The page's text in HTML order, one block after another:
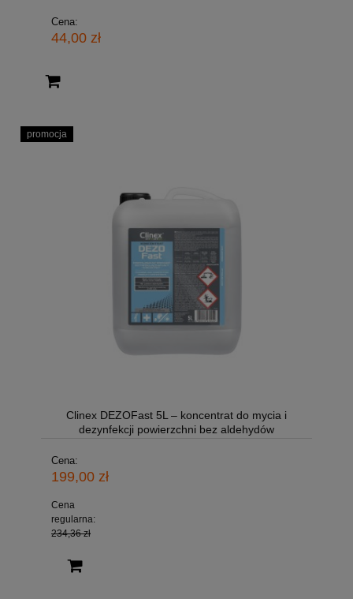
Cena:
44,00 zł
Clinex DEZOFast 5L – koncentrat do mycia i
dezynfekcji powierzchni bez aldehydów
Cena:
199,00 zł
Cena
regularna:
234,36 zł
promocja